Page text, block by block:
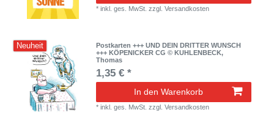
*inkl. ges. MwSt. zzgl.Versandkosten
Neuheit
Postkarten +++ UND DEIN DRITTER WUNSCH
+++ KÖPENICKER CG © KUHLENBECK,
Thomas
1,35 € *
In den Warenkorb
*inkl. ges. MwSt. zzgl.Versandkosten